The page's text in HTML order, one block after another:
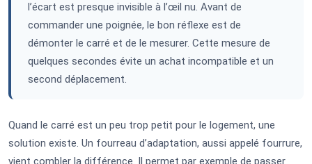
l’écart est presque invisible à l’œil nu. Avant de
commander une poignée, le bon réflexe est de
démonter le carré et de le mesurer. Cette mesure de
quelques secondes évite un achat incompatible et un
second déplacement.
Quand le carré est un peu trop petit pour le logement, une
solution existe. Un fourreau d’adaptation, aussi appelé fourrure,
vient combler la différence. Il permet par exemple de passer